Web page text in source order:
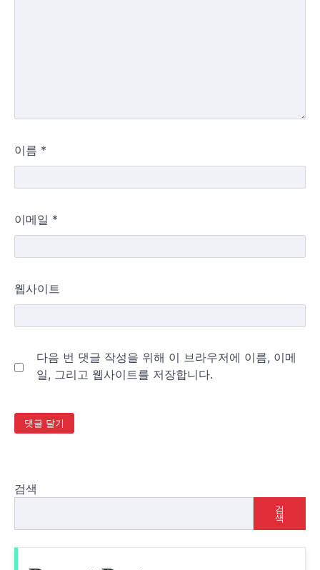
이름 *
이메일 *
웹사이트
다음 번 댓글 작성을 위해 이 브라우저에 이름, 이메
일, 그리고 웹사이트를 저장합니다.
검색
검
색